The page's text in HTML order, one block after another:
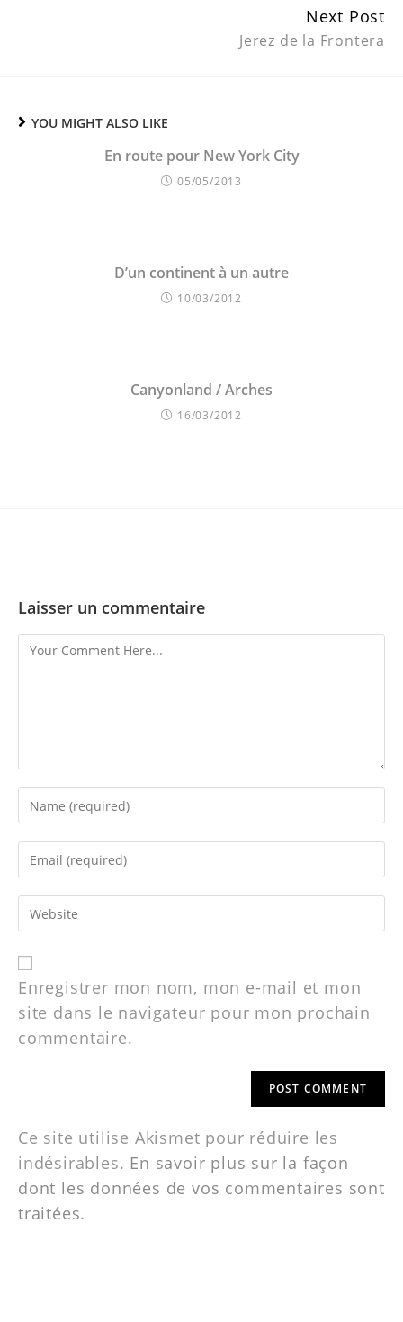
Next Post
Jerez de la Frontera
YOU MIGHT ALSO LIKE
En route pour New York City
05/05/2013
D’un continent à un autre
10/03/2012
Canyonland / Arches
16/03/2012
Laisser un commentaire
Enregistrer mon nom, mon e-mail et mon
site dans le navigateur pour mon prochain
commentaire.
Ce site utilise Akismet pour réduire les
indésirables. En savoir plus sur la façon
dont les données de vos commentaires sont
traitées.